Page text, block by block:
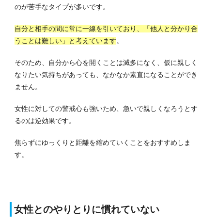
のが苦手なタイプが多いです。
自分と相手の間に常に一線を引いており、「他人と分かり合
うことは難しい」と考えています。
そのため、自分から心を開くことは滅多になく、仮に親しく
なりたい気持ちがあっても、なかなか素直になることができ
ません。
女性に対しての警戒心も強いため、急いで親しくなろうとす
るのは逆効果です。
焦らずにゆっくりと距離を縮めていくことをおすすめしま
す。
女性とのやりとりに慣れていない